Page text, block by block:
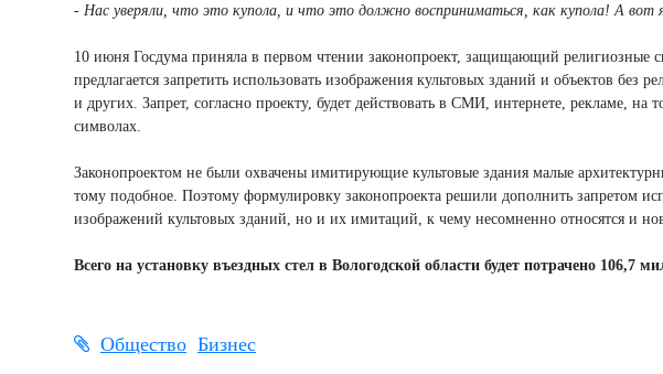
- Нас уверяли, что это купола, и что это должно восприниматься, как купола! А вот
10 июня Госдума приняла в первом чтении законопроект, защищающий религиозные
предлагается запретить использовать изображения культовых зданий и объектов без
и других. Запрет, согласно проекту, будет действовать в СМИ, интернете, рекламе,
символах.
Законопроектом не были охвачены имитирующие культовые здания малые
тому подобное. Поэтому формулировку законопроекта решили дополнить запретом
изображений культовых зданий, но и их имитаций, к чему несомненно относятся и
Всего на установку въездных стел в Вологодской области будет потрачено 106,7
Общество Бизнес